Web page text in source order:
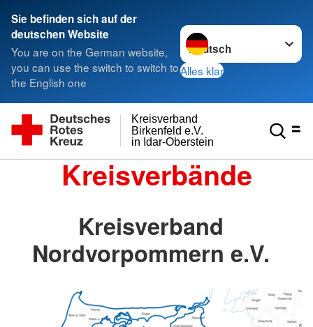
Sie befinden sich auf der
deutschen Website
You are on the German website,
you can use the switch to switch to
the English one
Sprache wechseln zu
Alles klar
in Idar-Oberstein
Birkenfeld e.V.
Kreisverband
Kreisverbände
Kreisverband
Nordvorpommern e.V.